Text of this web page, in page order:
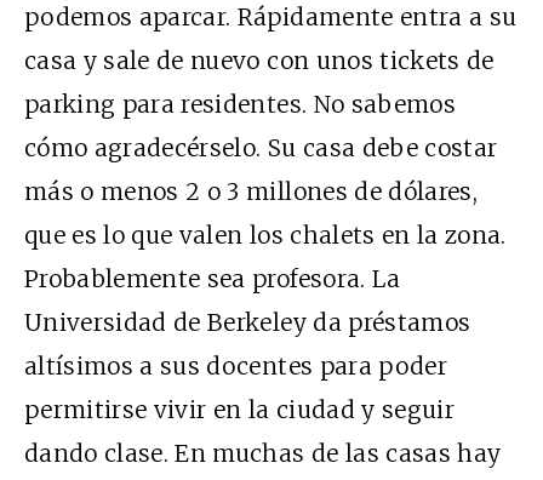
podemos aparcar. Rápidamente entra a su
casa y sale de nuevo con unos tickets de
parking para residentes. No sabemos
cómo agradecérselo. Su casa debe costar
más o menos 2 o 3 millones de dólares,
que es lo que valen los chalets en la zona.
Probablemente sea profesora. La
Universidad de Berkeley da préstamos
altísimos a sus docentes para poder
permitirse vivir en la ciudad y seguir
dando clase. En muchas de las casas hay